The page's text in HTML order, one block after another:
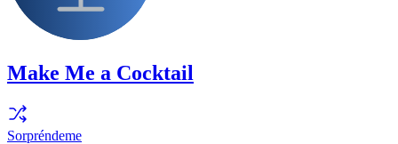
Make Me a Cocktail
Sorpréndeme